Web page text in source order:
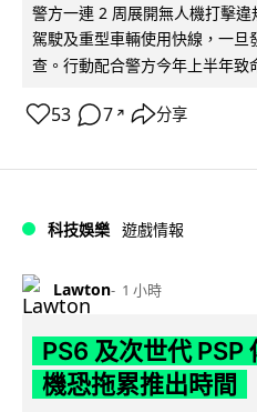
警方一連 2 周展開無人機打擊
駕駛及重型車輛使用快線，一旦
查。行動配合警方今年上半年致
53 7 ↗ 分享
科技娛樂 遊戲情報
Lawton 1 小時
PS6 及次世代 PSP
機恐拖累推出時間